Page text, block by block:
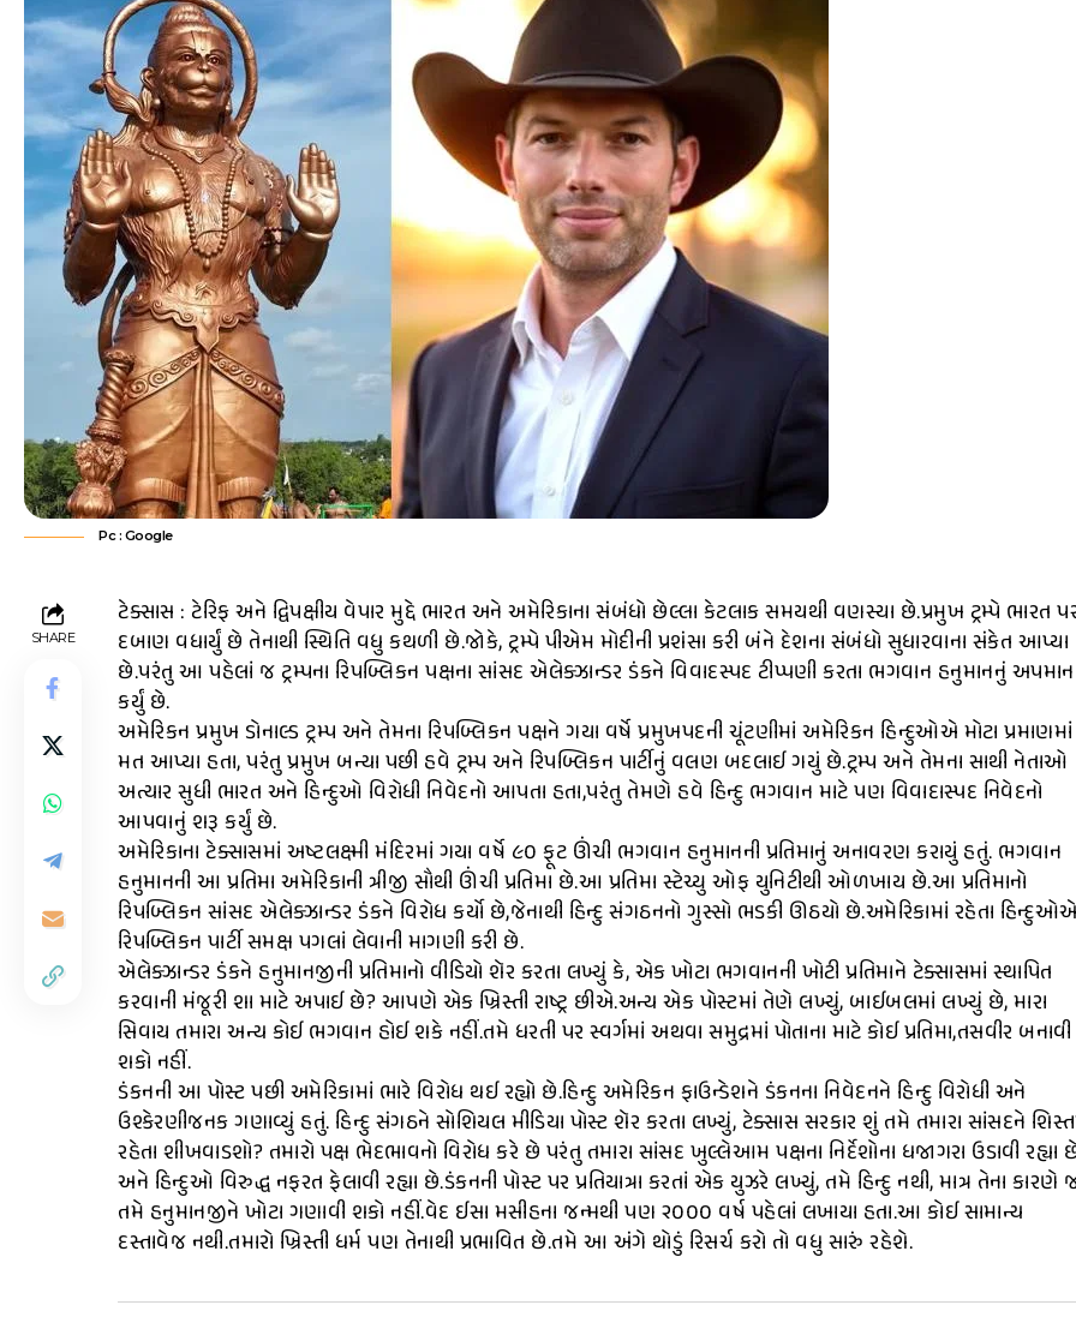
Pc : Google
SHARE
ટેક્સાસ : ટેરિફ અને દ્વિપક્ષીય વેપાર મુદ્દે ભારત અને અમેરિકાના સંબંધો છેલ્લા કેટલાક સમયથી વણસ્યા છે.પ્રમુખ ટ્રમ્પે ભારત
દબાણ વધાર્યું છે તેનાથી સ્થિતિ વધુ કથળી છે.જોકે, ટ્રમ્પે પીએમ મોદીની પ્રશંસા કરી બંને દેશના સંબંધો સુધારવાના સંકેત આપ્યા
છે.પરંતુ આ પહેલાં જ ટ્રમ્પના રિપબ્લિકન પક્ષના સાંસદ એલેક્ઝાન્ડર ડંકને વિવાદસ્પદ ટીપ્પણી કરતા ભગવાન હનુમાનનું અપમાન
કર્યું છે.
અમેરિકન પ્રમુખ ડોનાલ્ડ ટ્રમ્પ અને તેમના રિપબ્લિકન પક્ષને ગયા વર્ષે પ્રમુખપદની ચૂંટણીમાં અમેરિકન હિન્દુઓએ મોટા પ્રમાણમાં
મત આપ્યા હતા, પરંતુ પ્રમુખ બન્યા પછી હવે ટ્રમ્પ અને રિપબ્લિકન પાર્ટીનું વલણ બદલાઈ ગયું છે.ટ્રમ્પ અને તેમના સાથી નેતાઓ
અત્યાર સુધી ભારત અને હિન્દુઓ વિરોધી નિવેદનો આપતા હતા,પરંતુ તેમણે હવે હિન્દુ ભગવાન માટે પણ વિવાદાસ્પદ નિવેદનો
આપવાનું શરૂ કર્યું છે.
અમેરિકાના ટેક્સાસમાં અષ્ટલક્ષ્મી મંદિરમાં ગયા વર્ષે ૯૦ ફૂટ ઊંચી ભગવાન હનુમાનની પ્રતિમાનું અનાવરણ કરાયું હતું. ભગવાન
હનુમાનની આ પ્રતિમા અમેરિકાની ત્રીજી સૌથી ઊંચી પ્રતિમા છે.આ પ્રતિમા સ્ટેચ્યુ ઓફ યુનિટીથી ઓળખાય છે.આ પ્રતિમાનો
રિપબ્લિકન સાંસદ એલેક્ઝાન્ડર ડંકને વિરોધ કર્યો છે,જેનાથી હિન્દુ સંગઠનનો ગુસ્સો ભડકી ઊઠયો છે.અમેરિકામાં રહેતા
રિપબ્લિકન પાર્ટી સમક્ષ પગલાં લેવાની માગણી કરી છે.
એલેક્ઝાન્ડર ડંકને હનુમાનજીની પ્રતિમાનો વીડિયો શૅર કરતા લખ્યું કે, એક ખોટા ભગવાનની ખોટી પ્રતિમાને ટેક્સાસમાં સ્થાપિત
કરવાની મંજૂરી શા માટે અપાઈ છે? આપણે એક ખ્રિસ્તી રાષ્ટ્ર છીએ.અન્ય એક પોસ્ટમાં તેણે લખ્યું, બાઈબલમાં લખ્યું છે, મારા
સિવાય તમારા અન્ય કોઈ ભગવાન હોઈ શકે નહીં.તમે ધરતી પર સ્વર્ગમાં અથવા સમુદ્રમાં પોતાના માટે કોઈ પ્રતિમા,તસવીર બનાવી
શકો નહીં.
ડંકનની આ પોસ્ટ પછી અમેરિકામાં ભારે વિરોધ થઈ રહ્યો છે.હિન્દુ અમેરિકન ફાઉન્ડેશને ડંકનના નિવેદનને હિન્દુ વિરોધી અને
ઉશ્કેરણીજનક ગણાવ્યું હતું. હિન્દુ સંગઠને સોશિયલ મીડિયા પોસ્ટ શૅર કરતા લખ્યું, ટેક્સાસ સરકાર શું તમે તમારા સાંસદને
રહેતા શીખવાડશો? તમારો પક્ષ ભેદભાવનો વિરોધ કરે છે પરંતુ તમારા સાંસદ ખુલ્લેઆમ પક્ષના નિર્દેશોના ધજાગરા ઉડાવી રહ્યા
અને હિન્દુઓ વિરુદ્ધ નફરત ફેલાવી રહ્યા છે.ડંકનની પોસ્ટ પર પ્રતિયાત્રા કરતાં એક યુઝરે લખ્યું, તમે હિન્દુ નથી, માત્ર તેના કારણે
તમે હનુમાનજીને ખોટા ગણાવી શકો નહીં.વેદ ઈસા મસીહના જન્મથી પણ ૨૦૦૦ વર્ષ પહેલાં લખાયા હતા.આ કોઈ સામાન્ય
દસ્તાવેજ નથી.તમારો ખ્રિસ્તી ધર્મ પણ તેનાથી પ્રભાવિત છે.તમે આ અંગે થોડું રિસર્ચ કરો તો વધુ સારું રહેશે.